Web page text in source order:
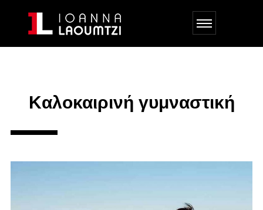
Kαλοκαιρινή γυμναστική